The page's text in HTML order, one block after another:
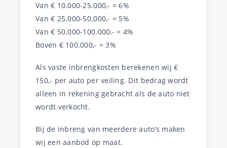
Van € 10.000-25.000,- = 6%
Van € 25.000-50.000,- = 5%
Van € 50.000-100.000,- = 4%
Boven € 100.000,- = 3%
Als vaste inbrengkosten berekenen wij €
150,- per auto per veiling. Dit bedrag wordt
alleen in rekening gebracht als de auto niet
wordt verkocht.
Bij de inbreng van meerdere auto’s maken
wij een aanbod op maat.